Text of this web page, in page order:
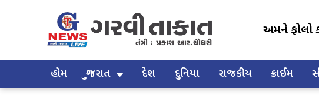
અમને ફોલો
હોમ ગુજરાત દેશ દુનિયા રાજકીય ક્રાઈમ